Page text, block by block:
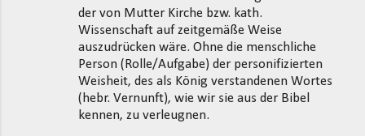
der von Mutter Kirche bzw. kath.
Wissenschaft auf zeitgemäße Weise
auszudrücken wäre. Ohne die menschliche
Person (Rolle/Aufgabe) der personifizierten
Weisheit, des als König verstandenen Wortes
(hebr. Vernunft), wie wir sie aus der Bibel
kennen, zu verleugnen.